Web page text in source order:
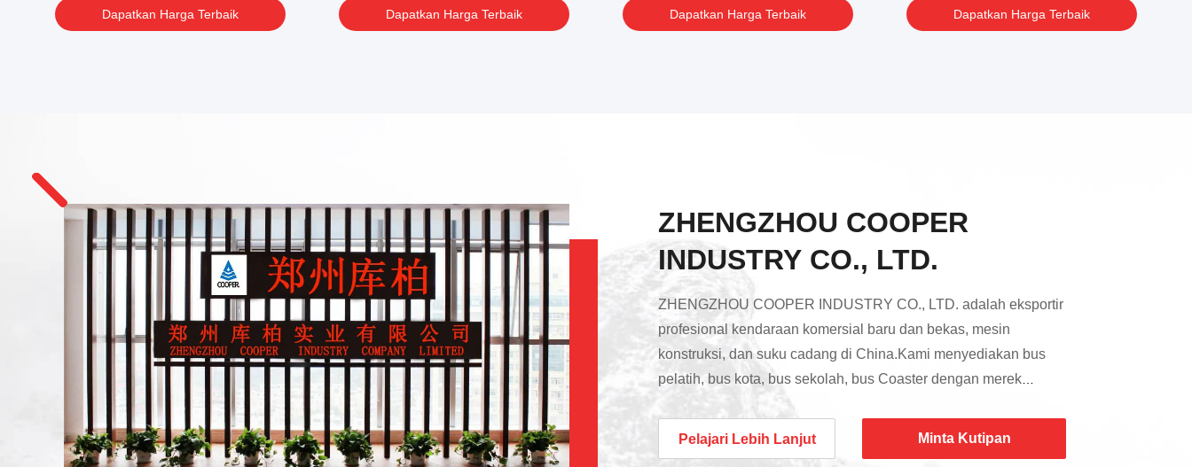
Dapatkan Harga Terbaik Dapatkan Harga Terbaik Dapatkan Harga Terbaik Dapatkan Harga Terbaik
ZHENGZHOU COOPER
INDUSTRY CO., LTD.
ZHENGZHOU COOPER INDUSTRY CO., LTD. adalah eksportir
profesional kendaraan komersial baru dan bekas, mesin
konstruksi, dan suku cadang di China.Kami menyediakan bus
pelatih, bus kota, bus sekolah, bus Coaster dengan merek
seperti YUTONG, HIGER, KINGLONG, GOLDEN DRAGON,
Pelajari Lebih Lanjut Minta Kutipan